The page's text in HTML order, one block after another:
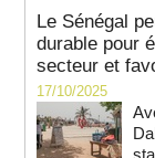
Le Sénégal
durable pour
secteur et
17/10/2025